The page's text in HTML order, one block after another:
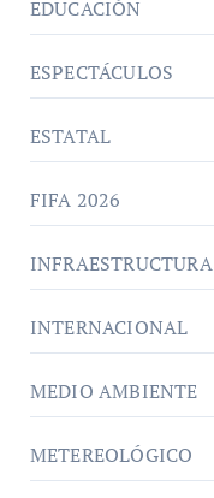
EDUCACIÓN
ESPECTÁCULOS
ESTATAL
FIFA 2026
INFRAESTRUCTURA
INTERNACIONAL
MEDIO AMBIENTE
METEREOLÓGICO